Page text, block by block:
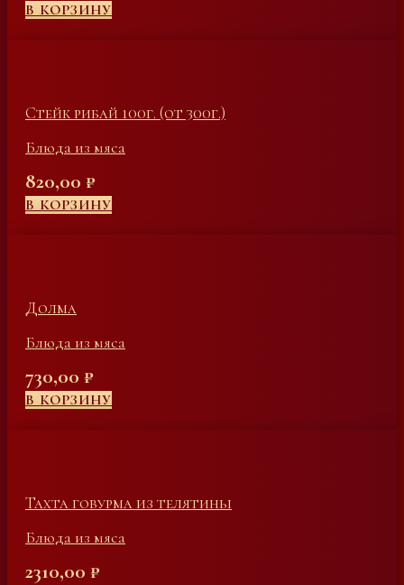
В КОРЗИНУ
Стейк рибай 100г. (от 300г.)
Блюда из мяса
820,00 ₽
В КОРЗИНУ
Долма
Блюда из мяса
730,00 ₽
В КОРЗИНУ
Тахта говурма из телятины
Блюда из мяса
2310,00 ₽